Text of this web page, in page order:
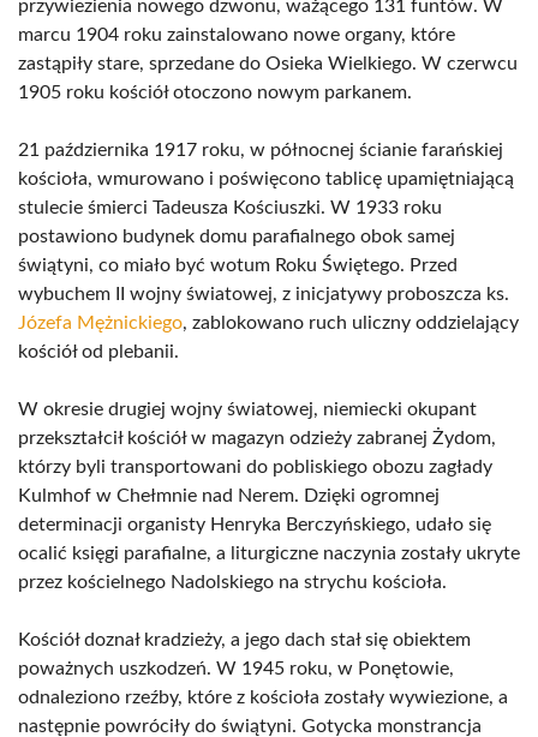
przywiezienia nowego dzwonu, ważącego 131 funtów. W
marcu 1904 roku zainstalowano nowe organy, które
zastąpiły stare, sprzedane do Osieka Wielkiego. W czerwcu
1905 roku kościół otoczono nowym parkanem.
21 października 1917 roku, w północnej ścianie farańskiej
kościoła, wmurowano i poświęcono tablicę upamiętniającą
stulecie śmierci Tadeusza Kościuszki. W 1933 roku
postawiono budynek domu parafialnego obok samej
świątyni, co miało być wotum Roku Świętego. Przed
wybuchem II wojny światowej, z inicjatywy proboszcza ks.
Józefa Mężnickiego, zablokowano ruch uliczny oddzielający
kościół od plebanii.
W okresie drugiej wojny światowej, niemiecki okupant
przekształcił kościół w magazyn odzieży zabranej Żydom,
którzy byli transportowani do pobliskiego obozu zagłady
Kulmhof w Chełmnie nad Nerem. Dzięki ogromnej
determinacji organisty Henryka Berczyńskiego, udało się
ocalić księgi parafialne, a liturgiczne naczynia zostały ukryte
przez kościelnego Nadolskiego na strychu kościoła.
Kościół doznał kradzieży, a jego dach stał się obiektem
poważnych uszkodzeń. W 1945 roku, w Ponętowie,
odnaleziono rzeźby, które z kościoła zostały wywiezione, a
następnie powróciły do świątyni. Gotycka monstrancja